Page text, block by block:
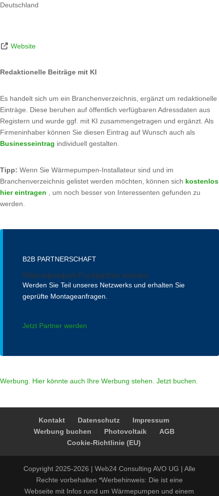
Deutschland
Website
Redaktionelle Beiträge mit KI
Es handelt sich um ein Branchenverzeichnis, ergänzt um redaktionelle
Einträge. Diese beruhen auf öffentlich verfügbaren Adressdaten aus
Registern und wurde ggf. mit KI zusammengetragen und ergänzt. Als
Firmeninhaber können Sie diesen Eintrag auf Wunsch auch als
Businesseintrag individuell gestalten.
Tipp: Wenn Sie Wärmepumpen-Installateur sind und im
Branchenverzeichnis gelistet werden möchten, können sich kostenlos
hier eintragen , um noch besser von Interessenten gefunden zu
werden.
B2B PARTNERSCHAFT
Wärmepumpen-Fachpartner werden
Werden Sie Teil unseres Netzwerks und erhalten Sie
geprüfte Montageanfragen.
Jetzt Partner werden
Werbung. Hier könnte auch Ihre Werbung stehen. Jetzt buchen.
Kontakt Datenschutz
Impressum
Werbung buchen
Photovoltaik
AGB
Cookie-Richtlinie (EU)
Copyright 2025-2026 | Web24 Consulting AVO UG | Alle
Rechte vorbehalten *Werbehinweis: Die ist eine
Webseite mit Infos rund um Wärmepumpen und einem